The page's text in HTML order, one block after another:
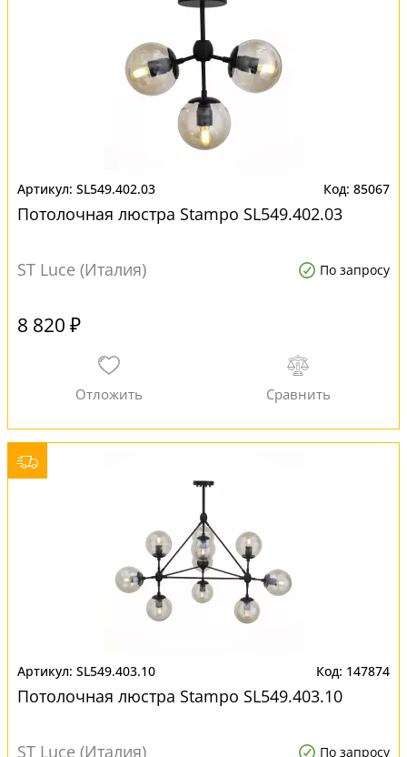
SL549.402.03 85067
Потолочная люстра Stampo SL549.402.03
ST Luce (Италия) По запросу
8 820 ₽
SL549.403.10 147874
Потолочная люстра Stampo SL549.403.10
ST Luce (Италия) По запросу